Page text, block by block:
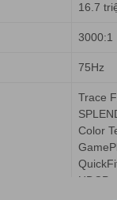
16.7
3000:1
75Hz
Trace
Color
HDCP